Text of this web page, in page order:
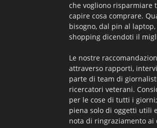
che vogliono risparmiare
capire cosa comprare.
bisogno, dal pin al
shopping dicendoti il
Le nostre
attraverso rapporti,
parte di team di
ricercatori veterani.
per le cose di tutti i
piena solo di oggetti utili
nota di ringraziamento ai